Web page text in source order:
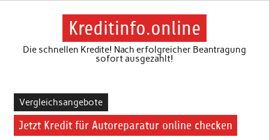
Skip
Kreditinfo.online
Die schnellen Kredite! Nach erfolgreicher Beantragung
sofort ausgezahlt!
Vergleichsangebote
Jetzt Kredit für Autoreparatur online checken